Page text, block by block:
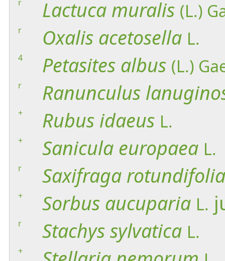
r Lactuca muralis (L.)
r Oxalis acetosella L.
4 Petasites albus (L.)
r Ranunculus
+ Rubus idaeus L.
+ Sanicula europaea L.
r Saxifraga rotundifolia
+ Sorbus aucuparia L.
r Stachyssylvatica L.
+